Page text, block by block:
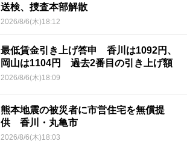
送検、捜査本部解散
2026/8/6(木)18:12
最低賃金引き上げ答申 香川は1092円、
岡山は1104円 過去2番目の引き上げ額
2026/8/6(木)18:09
熊本地震の被災者に市営住宅を無償提
供 香川・丸亀市
2026/8/6(木)18:03